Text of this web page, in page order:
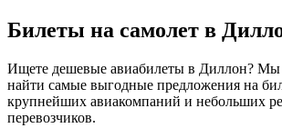
Билеты на самолет в
Ищете дешевые авиабилеты в Диллон?
найти самые выгодные предложения на
крупнейших авиакомпаний и небольших
перевозчиков.